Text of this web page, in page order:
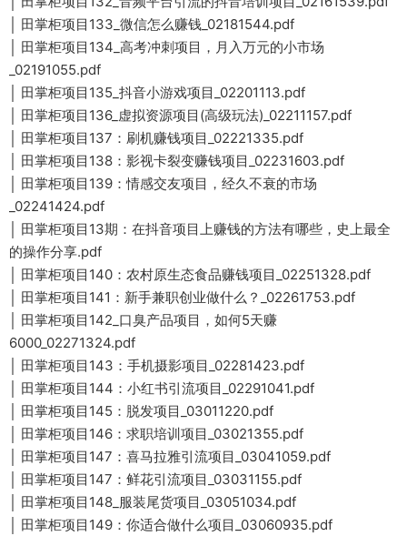
│ 田掌柜项目133_微信怎么赚钱_02181544.pdf
│ 田掌柜项目134_高考冲刺项目，月入万元的小市场
_02191055.pdf
│ 田掌柜项目135_抖音小游戏项目_02201113.pdf
│ 田掌柜项目136_虚拟资源项目(高级玩法)_02211157.pdf
│ 田掌柜项目137：刷机赚钱项目_02221335.pdf
│ 田掌柜项目138：影视卡裂变赚钱项目_02231603.pdf
│ 田掌柜项目139：情感交友项目，经久不衰的市场
_02241424.pdf
│ 田掌柜项目13期：在抖音项目上赚钱的方法有哪些，史上最全
的操作分享.pdf
│ 田掌柜项目140：农村原生态食品赚钱项目_02251328.pdf
│ 田掌柜项目141：新手兼职创业做什么？_02261753.pdf
│ 田掌柜项目142_口臭产品项目，如何5天赚
6000_02271324.pdf
│ 田掌柜项目143：手机摄影项目_02281423.pdf
│ 田掌柜项目144：小红书引流项目_02291041.pdf
│ 田掌柜项目145：脱发项目_03011220.pdf
│ 田掌柜项目146：求职培训项目_03021355.pdf
│ 田掌柜项目147：喜马拉雅引流项目_03041059.pdf
│ 田掌柜项目147：鲜花引流项目_03031155.pdf
│ 田掌柜项目148_服装尾货项目_03051034.pdf
│ 田掌柜项目149：你适合做什么项目_03060935.pdf